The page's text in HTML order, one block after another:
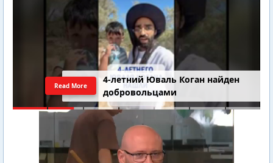
4-летний Юваль Коган найден
добровольцами
Read More